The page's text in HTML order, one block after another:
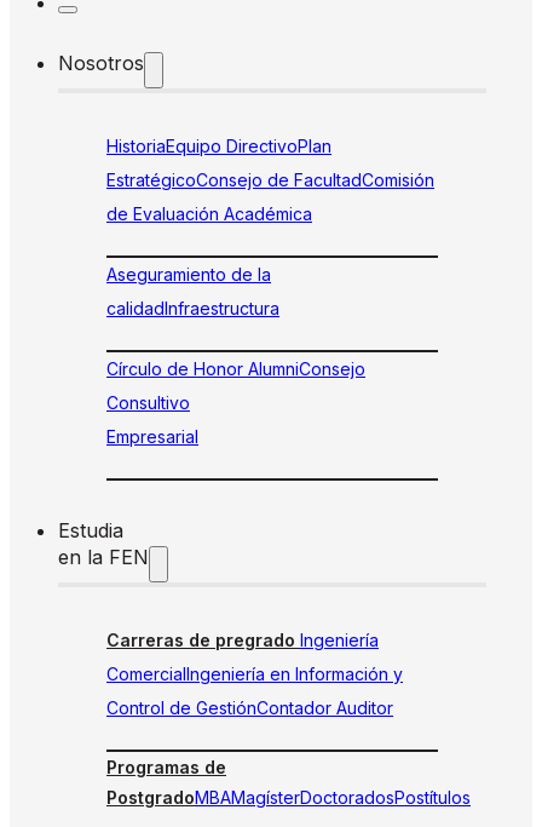
Nosotros
HistoriaEquipo DirectivoPlan
EstratégicoConsejo de FacultadComisión
de Evaluación Académica
Aseguramiento de la
calidadInfraestructura
Círculo de Honor AlumniConsejo
Consultivo
Empresarial
Estudia
en la FEN
Carreras de pregrado Ingeniería
ComercialIngeniería en Información y
Control de GestiónContador Auditor
Programas de
PostgradoMBAMagísterDoctoradosPostítulos